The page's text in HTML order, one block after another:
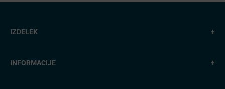
IZDELEK +
INFORMACIJE +